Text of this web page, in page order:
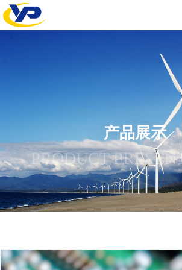
产品展示
PRODUCT